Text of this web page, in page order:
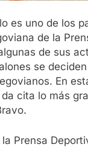
es uno de los
de la
de sus
se
En
cita lo más
Prensa